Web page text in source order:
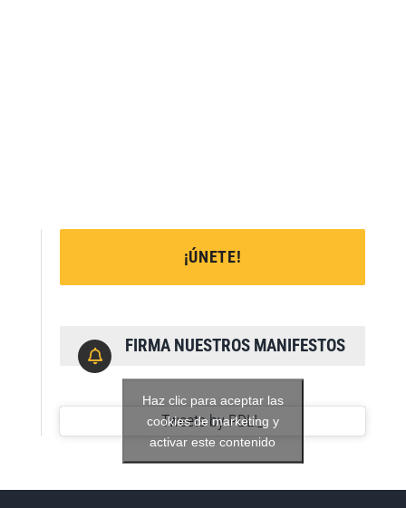
¡ÚNETE!
FIRMA NUESTROS MANIFESTOS
Tweets by PDLI_
Haz clic para aceptar las
cookies de marketing y
activar este contenido